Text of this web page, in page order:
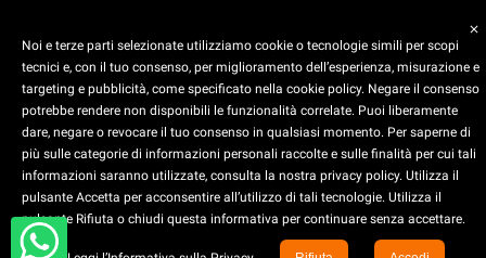
preferenze dei
cookie
• Catalogo
• Smart home
• Video sorveglianza
Copyright © 2025 CEART | Negozio di elettronica Torino
C.E.A.R.T. Elettronica
4.5starstarstarstar star_half
Basato su914recensioni
close
Noi e terze parti selezionate utilizziamo cookie o tecnologie simili per scopi
tecnici e, con il tuo consenso, per miglioramento dell’esperienza, misurazione e
targeting e pubblicità, come specificato nella cookie policy. Negare il consenso
potrebbe rendere non disponibili le funzionalità correlate. Puoi liberamente
dare, negare o revocare il tuo consenso in qualsiasi momento. Per saperne di
più sulle categorie di informazioni personali raccolte e sulle finalità per cui tali
informazioni saranno utilizzate, consulta la nostra privacy policy. Utilizza il
pulsante Accetta per acconsentire all’utilizzo di tali tecnologie. Utilizza il
pulsante Rifiuta o chiudi questa informativa per continuare senza accettare.